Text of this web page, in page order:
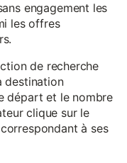
engagement les
les offres
de recherche
destination
départ et le nombre
clique sur le
à ses